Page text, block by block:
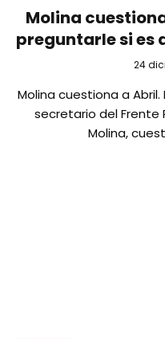
Molina
preguntarle si es
24
Molina cuestiona a
secretario del Frente
Molina,